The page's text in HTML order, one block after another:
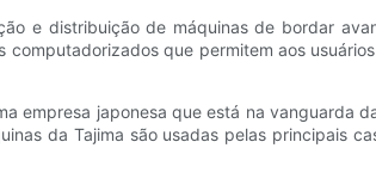
e distribuição de máquinas de bordar
que permitem aos
empresa japonesa que está na vanguarda
da Tajima são usadas pelas principais